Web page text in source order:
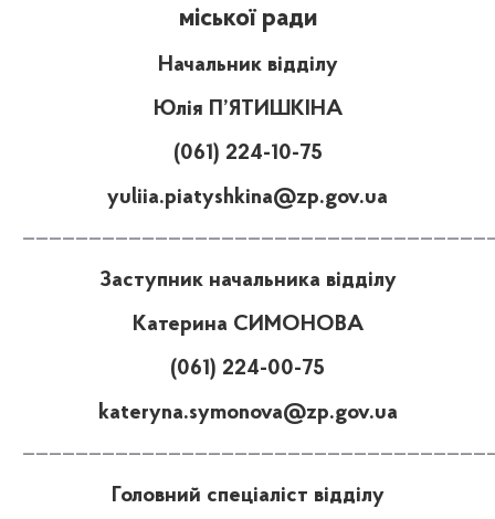
міської ради
Начальник відділу
Юлія П’ЯТИШКІНА
(061) 224-10-75
yuliia.piatyshkina@zp.gov.ua
Заступник начальника відділу
Катерина СИМОНОВА
(061) 224-00-75
kateryna.symonova@zp.gov.ua
Головний спеціаліст відділу